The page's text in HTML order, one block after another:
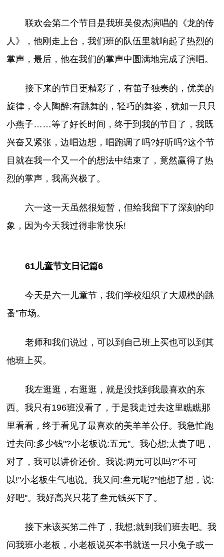
联欢会第二个节目是我班吴俊杰演唱的《龙的传
人》，他刚走上台，我们班的队伍里就响起了热烈的
掌声，最后，他在我们的掌声中圆满地完成了演唱。
接下来的节目更精彩了，有笛子独奏的，优美的
旋律，令人陶醉;有跳舞的，轻巧的舞姿，犹如一只只
小燕子……等了好长时间，终于到我的节目了，我既
兴奋又紧张，边唱边想，唱跑调了吗?好听吗?这个节
目就在我一个又一个的想法中结束了，竟然赢得了热
烈的掌声，我高兴极了。
六一这一天虽然很短暂，但给我留下了深刻的印
象，因为今天我过得非常快乐!
61儿童节文日记篇6
今天是六一儿童节，我们学校组织了大规模的跳
蚤''市场。
老师和我们说过，可以到自己班上买也可以到其
他班上买。
我左逛逛，右逛逛，就是没找到我最喜欢的东
西。我只有196班没看了，于是我走过去这里瞧瞧那
里看看，终于看见了最喜欢的美羊羊公仔。我急忙跑
过去问:多少钱''?小老板说:五元''。我心想;太贵了吧，
对了，我可以讲价还价。我说:两元可以吗?''不可
以!''小老板生气地说。我又问:叁元呢?''他想了想，说:
好吧''。我好高兴只花了叁元钱买下了。
接下来该买笫二件了，我想;就到我们班去吧。我
问我班小老板，小老板说买本书就送一只小兔子或一